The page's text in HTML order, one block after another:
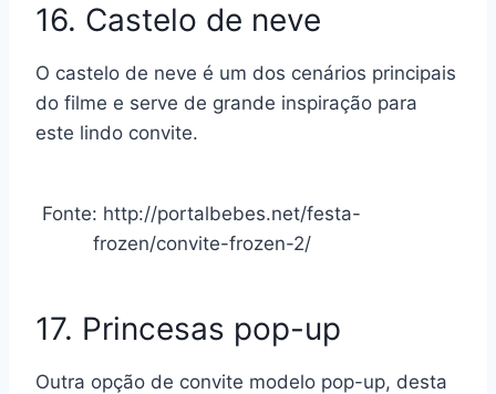
16. Castelo de neve
O castelo de neve é um dos cenários principais
do filme e serve de grande inspiração para
este lindo convite.
Fonte: http://portalbebes.net/festa-
frozen/convite-frozen-2/
17. Princesas pop-up
Outra opção de convite modelo pop-up, desta